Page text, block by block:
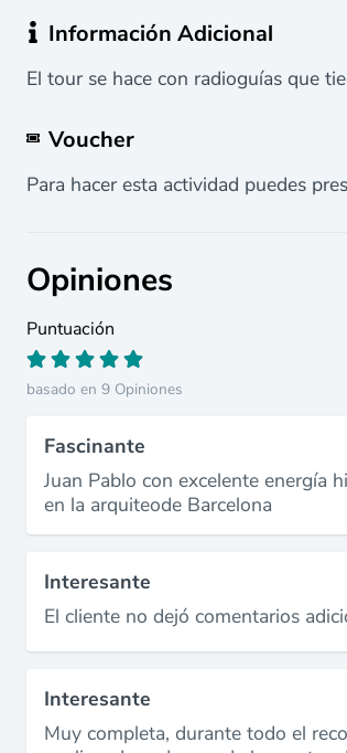
Información Adicional
El tour se hace con radioguías que
Voucher
Para hacer esta actividad puedes
Opiniones
Puntuación
basado en 9 Opiniones
Fascinante
Juan Pablo con excelente energía
en la arquiteode Barcelona
Interesante
El cliente no dejó comentarios
Interesante
Muy completa, durante todo el